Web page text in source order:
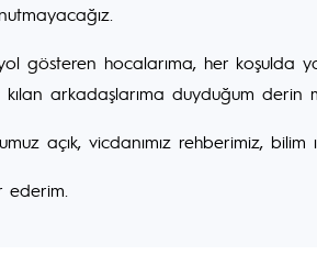
gösteren hocalarıma, her koşulda
kılan arkadaşlarıma duyduğum derin
açık, vicdanımız rehberimiz, bilim
ederim.